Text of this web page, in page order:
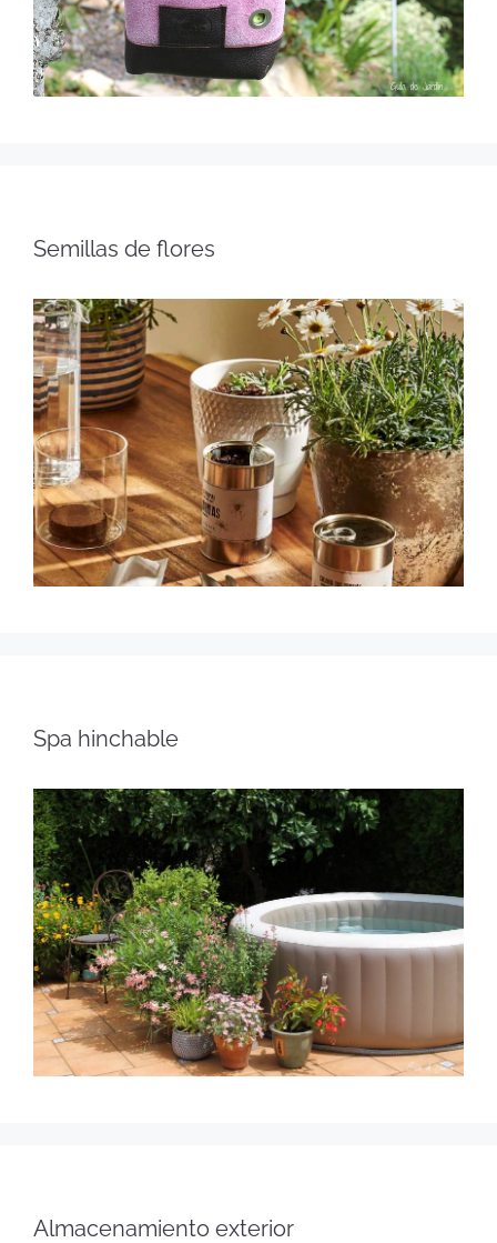
Semillas de flores
Spa hinchable
Almacenamiento exterior